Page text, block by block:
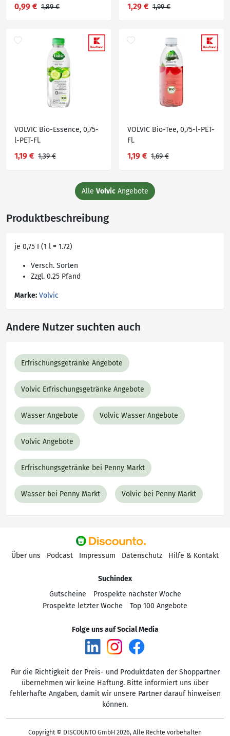
0,99 € 1,89 € 1,29 € 1,99 €
VOLVIC Bio-Essence, 0,75-
l-PET-Fl.
1,19 € 1,39 €
VOLVIC Bio-Tee, 0,75-l-PET-
Fl.
1,19 € 1,69 €
Alle Volvic Angebote
Produktbeschreibung
je 0,75 I (1 l = 1.72)
Versch. Sorten
Zzgl. 0.25 Pfand
Marke: Volvic
Andere Nutzer suchten auch
Erfrischungsgetränke Angebote
Volvic Erfrischungsgetränke Angebote
Wasser Angebote Volvic Wasser Angebote
Volvic Angebote
Erfrischungsgetränke bei Penny Markt
Wasser bei Penny Markt Volvic bei Penny Markt
Über uns Podcast Impressum Datenschutz Hilfe & Kontakt
Suchindex
Gutscheine
Prospekte nächster Woche
Prospekte letzter Woche
Top 100 Angebote
Folge uns auf Social Media
Für die Richtigkeit der Preis- und Produktdaten der Shoppartner
übernehmen wir keine Haftung. Bitte informiert uns über
fehlerhafte Angaben, damit wir unsere Partner darauf hinweisen
können.
Copyright © DISCOUNTO GmbH 2026, Alle Rechte vorbehalten